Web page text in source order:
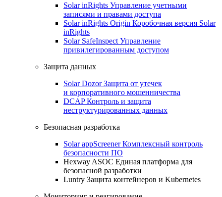
Solar inRights Управление учетными
записями и правами доступа
Solar inRights Origin Коробочная версия Solar
inRights
Solar SafeInspect Управление
привилегированным доступом
Защита данных
Solar DozorЗащита от утечек
и корпоративного мошенничества
DCAPКонтроль и защита
неструктурированных данных
Безопасная разработка
Solar appScreenerКомплексный контроль
безопасности ПО
Hexway ASOC Единая платформа для
безопасной разработки
Luntry Защита контейнеров и Kubernetes